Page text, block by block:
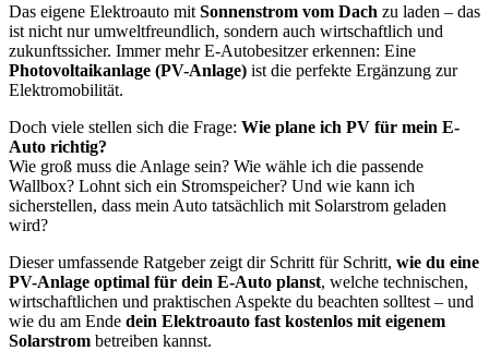
Das eigene Elektroauto mit Sonnenstrom vom Dach zu laden – das
ist nicht nur umweltfreundlich, sondern auch wirtschaftlich und
zukunftssicher. Immer mehr E-Autobesitzer erkennen: Eine
Photovoltaikanlage (PV-Anlage) ist die perfekte Ergänzung zur
Elektromobilität.
Doch viele stellen sich die Frage: Wie plane ich PV für mein E-
Auto richtig?
Wie groß muss die Anlage sein? Wie wähle ich die passende
Wallbox? Lohnt sich ein Stromspeicher? Und wie kann ich
sicherstellen, dass mein Auto tatsächlich mit Solarstrom geladen
wird?
Dieser umfassende Ratgeber zeigt dir Schritt für Schritt, wie du eine
PV-Anlage optimal für dein E-Auto planst, welche technischen,
wirtschaftlichen und praktischen Aspekte du beachten solltest – und
wie du am Ende dein Elektroauto fast kostenlos mit eigenem
Solarstrom betreiben kannst.